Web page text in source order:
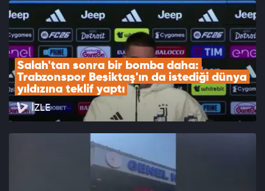
Salah'tan sonra bir bomba daha:
Trabzonspor Beşiktaş'ın da istediği dünya
yıldızına teklif yaptı
İZLE